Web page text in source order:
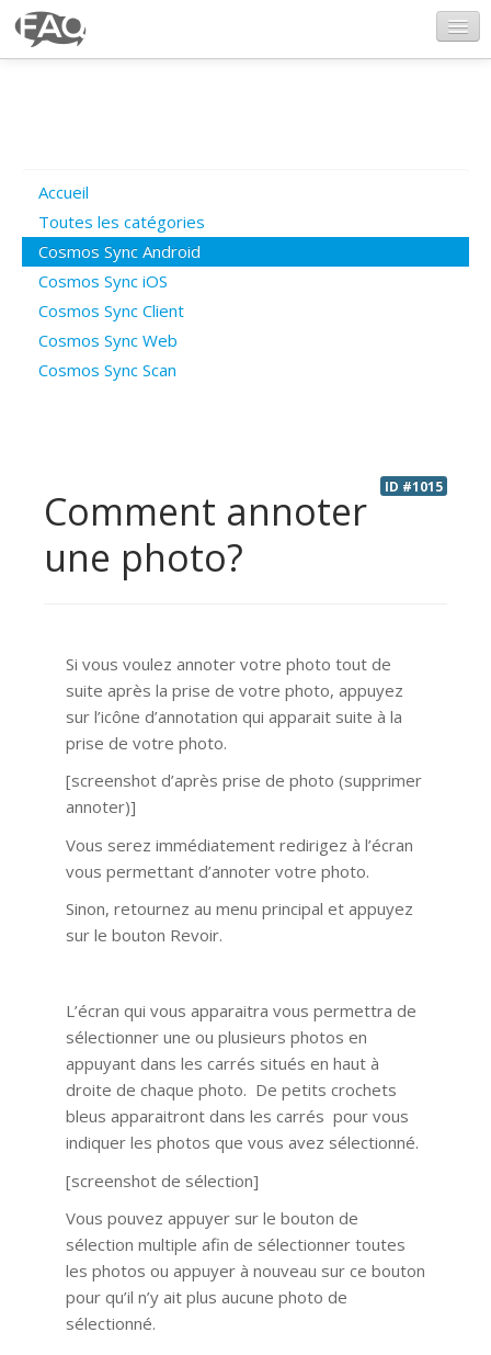
Poser une question
Questions ouvertes
Connexion
Accueil
Toutes les catégories
Cosmos Sync Android
Cosmos Sync iOS
Cosmos Sync Client
Cosmos Sync Web
Cosmos Sync Scan
ID #1015
Comment annoter
une photo?
Si vous voulez annoter votre photo tout de
suite après la prise de votre photo, appuyez
sur l’icône d’annotation qui apparait suite à la
prise de votre photo.
[screenshot d’après prise de photo (supprimer
annoter)]
Vous serez immédiatement redirigez à l’écran
vous permettant d’annoter votre photo.
Sinon, retournez au menu principal et appuyez
sur le bouton Revoir.
L’écran qui vous apparaitra vous permettra de
sélectionner une ou plusieurs photos en
appuyant dans les carrés situés en haut à
droite de chaque photo. De petits crochets
bleus apparaitront dans les carrés pour vous
indiquer les photos que vous avez sélectionné.
[screenshot de sélection]
Vous pouvez appuyer sur le bouton de
sélection multiple afin de sélectionner toutes
les photos ou appuyer à nouveau sur ce bouton
pour qu’il n’y ait plus aucune photo de
sélectionné.